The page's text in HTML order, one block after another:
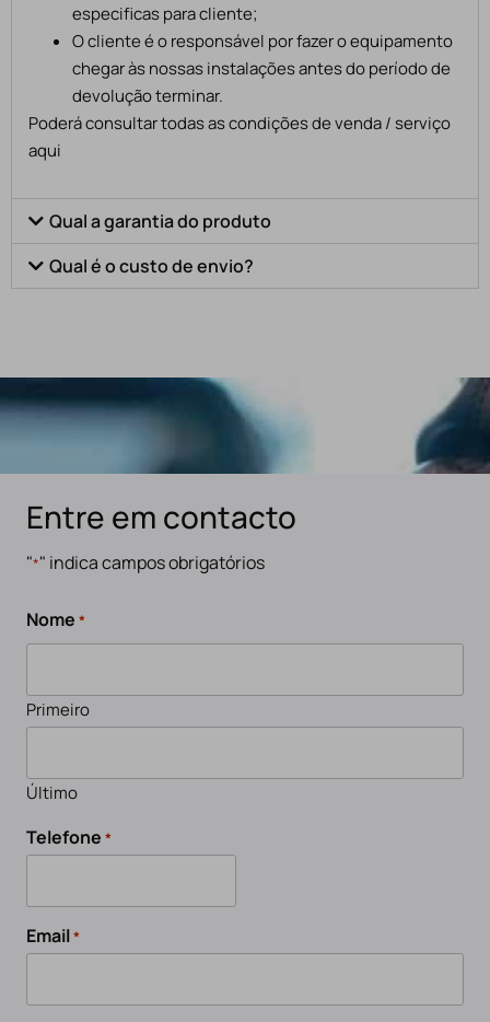
especificas para cliente;
O cliente é o responsável por fazer o equipamento
chegar às nossas instalações antes do período de
devolução terminar.
Poderá consultar todas as condições de venda / serviço
aqui
Qual a garantia do produto
Qual é o custo de envio?
Entre em contacto
"*" indica campos obrigatórios
Nome *
Primeiro
Último
Telefone *
Email*